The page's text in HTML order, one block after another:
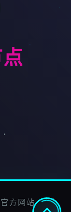
方网站 官方